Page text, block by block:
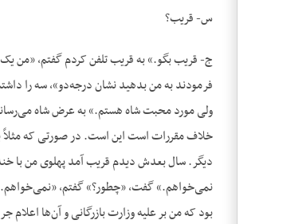
س- قریب؟
ج- قریب بگو.» به قریب تلفن کردم گفتم، «من
فرمودند به من بدهید نشان درجه‌دو»، سه را
ولی مورد محبت شاه هستم.» به عرض شاه
خلاف مقررات است این است. در صورتی که مثلاً
دیگر. سال بعدش دیدم قریب آمد پهلوی من با
نمی‌خواهم.» گفت، «چطور؟» گفتم، «نمی‌خواهم.»
بود که من بر علیه وزارت بازرگانی و آن‌ها